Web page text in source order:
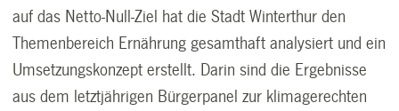
auf das Netto-Null-Ziel hat die Stadt Winterthur den
Themenbereich Ernährung gesamthaft analysiert und ein
Umsetzungskonzept erstellt. Darin sind die Ergebnisse
aus dem letztjährigen Bürgerpanel zur klimagerechten